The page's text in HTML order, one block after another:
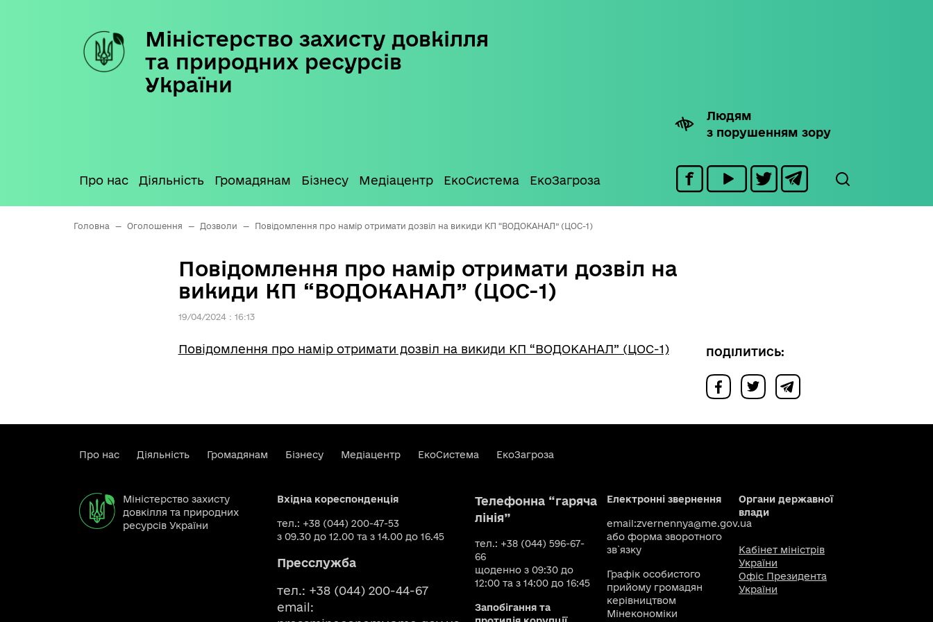
Міністерство захисту довкілля
та природних ресурсів
України
Людям
з порушенням зору
Про нас Діяльність Громадянам Бізнесу Медіацентр ЕкоСистема ЕкоЗагроза
Головна — Оголошення — Дозволи — Повідомлення про намір отримати дозвіл на викиди КП “ВОДОКАНАЛ” (ЦОС-1)
Повідомлення про намір отримати дозвіл на
викиди КП “ВОДОКАНАЛ” (ЦОС-1)
19/04/2024 : 16:13
Повідомлення про намір отримати дозвіл на викиди КП “ВОДОКАНАЛ” (ЦОС-1) ПОДІЛИТИСЬ:
Про нас Діяльність Громадянам Бізнесу Медіацентр ЕкоСистема ЕкоЗагроза
Міністерство захисту
довкілля та природних
ресурсів України
Вхідна кореспонденція
тел.: +38 (044) 200-47-53
з 09.30 до 12.00 та з 14.00 до 16.45
Пресслужба
тел.: +38 (044) 200-44-67
email:
Телефонна “гаряча
лінія”
тел.: +38 (044) 596-67-
66
щоденно з 09:30 до
12:00 та з 14:00 до 16:45
Запобігання та
Електронні звернення
email:zvernennya@me.gov.ua
або форма зворотного
зв`язку
Графік особистого
прийому громадян
керівництвом
Мінекономіки
Органи державної
влади
Кабінет міністрів
України
Офіс Президента
України